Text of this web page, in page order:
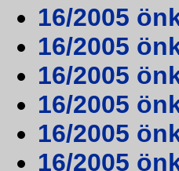
16/2005
16/2005
16/2005
16/2005
16/2005
16/2005